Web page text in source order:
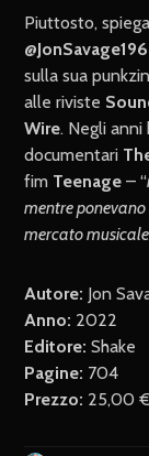
Piuttosto,
sulla sua
alle riviste
Wire. Negli
documentari
fim Teenage – “
mentre
mercato
Autore: Jon
Anno: 2022
Editore: Shake
Pagine: 704
Prezzo: 25,00 €